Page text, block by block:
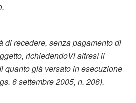
di recedere, senza pagamento di
richiedendoVi altresì il
quanto già versato in esecuzione
6 settembre 2005, n. 206).